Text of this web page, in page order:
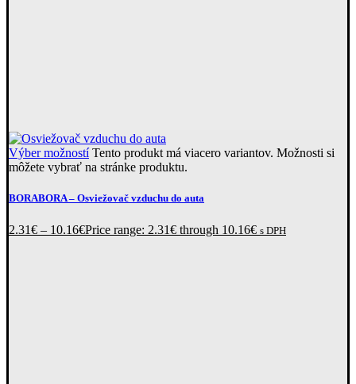
Výber možností Tento produkt má viacero variantov. Možnosti si
môžete vybrať na stránke produktu.
BORABORA– Osviežovač vzduchu do auta
2.31€ – 10.16€Price range: 2.31€ through 10.16€ s DPH